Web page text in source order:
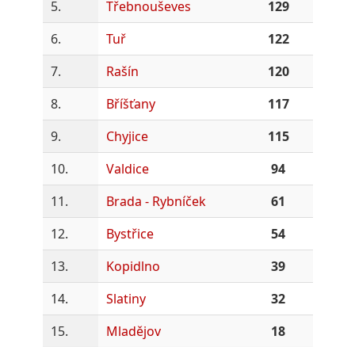
5.
Třebnouševes
129
6.
Tuř
122
7.
Rašín
120
8.
Bříšťany
117
9.
Chyjice
115
10.
Valdice
94
11.
Brada - Rybníček
61
12.
Bystřice
54
13.
Kopidlno
39
14.
Slatiny
32
15.
Mladějov
18